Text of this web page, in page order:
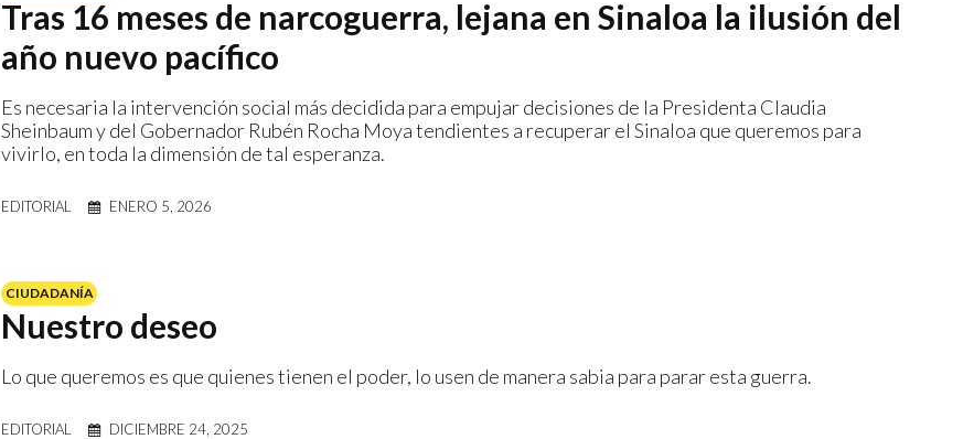
Tras 16 meses de narcoguerra, lejana en Sinaloa la ilusión del
año nuevo pacífico
Es necesaria la intervención social más decidida para empujar decisiones de la Presidenta Claudia
Sheinbaum y del Gobernador Rubén Rocha Moya tendientes a recuperar el Sinaloa que queremos para
vivirlo, en toda la dimensión de tal esperanza.
EDITORIAL ENERO 5, 2026
CIUDADANÍA
Nuestro deseo
Lo que queremos es que quienes tienen el poder, lo usen de manera sabia para parar esta guerra.
EDITORIAL DICIEMBRE 24, 2025